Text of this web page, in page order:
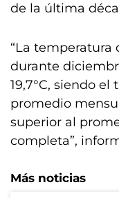
de la última
“La temperatura
durante
19,7°C, siendo
promedio
superior al
completa”,
Más noticias